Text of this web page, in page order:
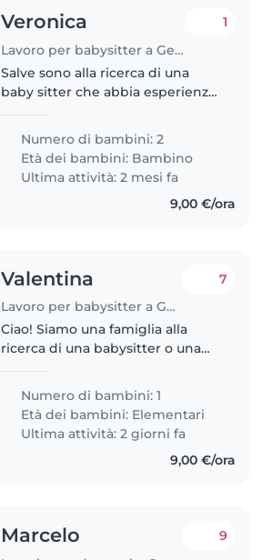
Veronica
Lavoro per babysitter a Genova
1
Salve sono alla ricerca di una
baby sitter che abbia esperienza
Numero di bambini: 2
Età dei bambini: Bambino
Ultima attività: 2 mesi fa
9,00 €/ora
Valentina
Lavoro per babysitter a Genova
7
Ciao! Siamo una famiglia alla
ricerca di una babysitter o una
bambino di 8 anni, che è
energico, amichevole e
affettuoso. Cerchiamo qualcuno
Numero di bambini: 1
Età dei bambini: Elementari
Ultima attività: 2 giorni fa
9,00 €/ora
Marcelo 9